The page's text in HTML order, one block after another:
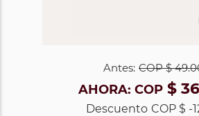
Antes: COP$
AHORA: COP$
Descuento COP $ -